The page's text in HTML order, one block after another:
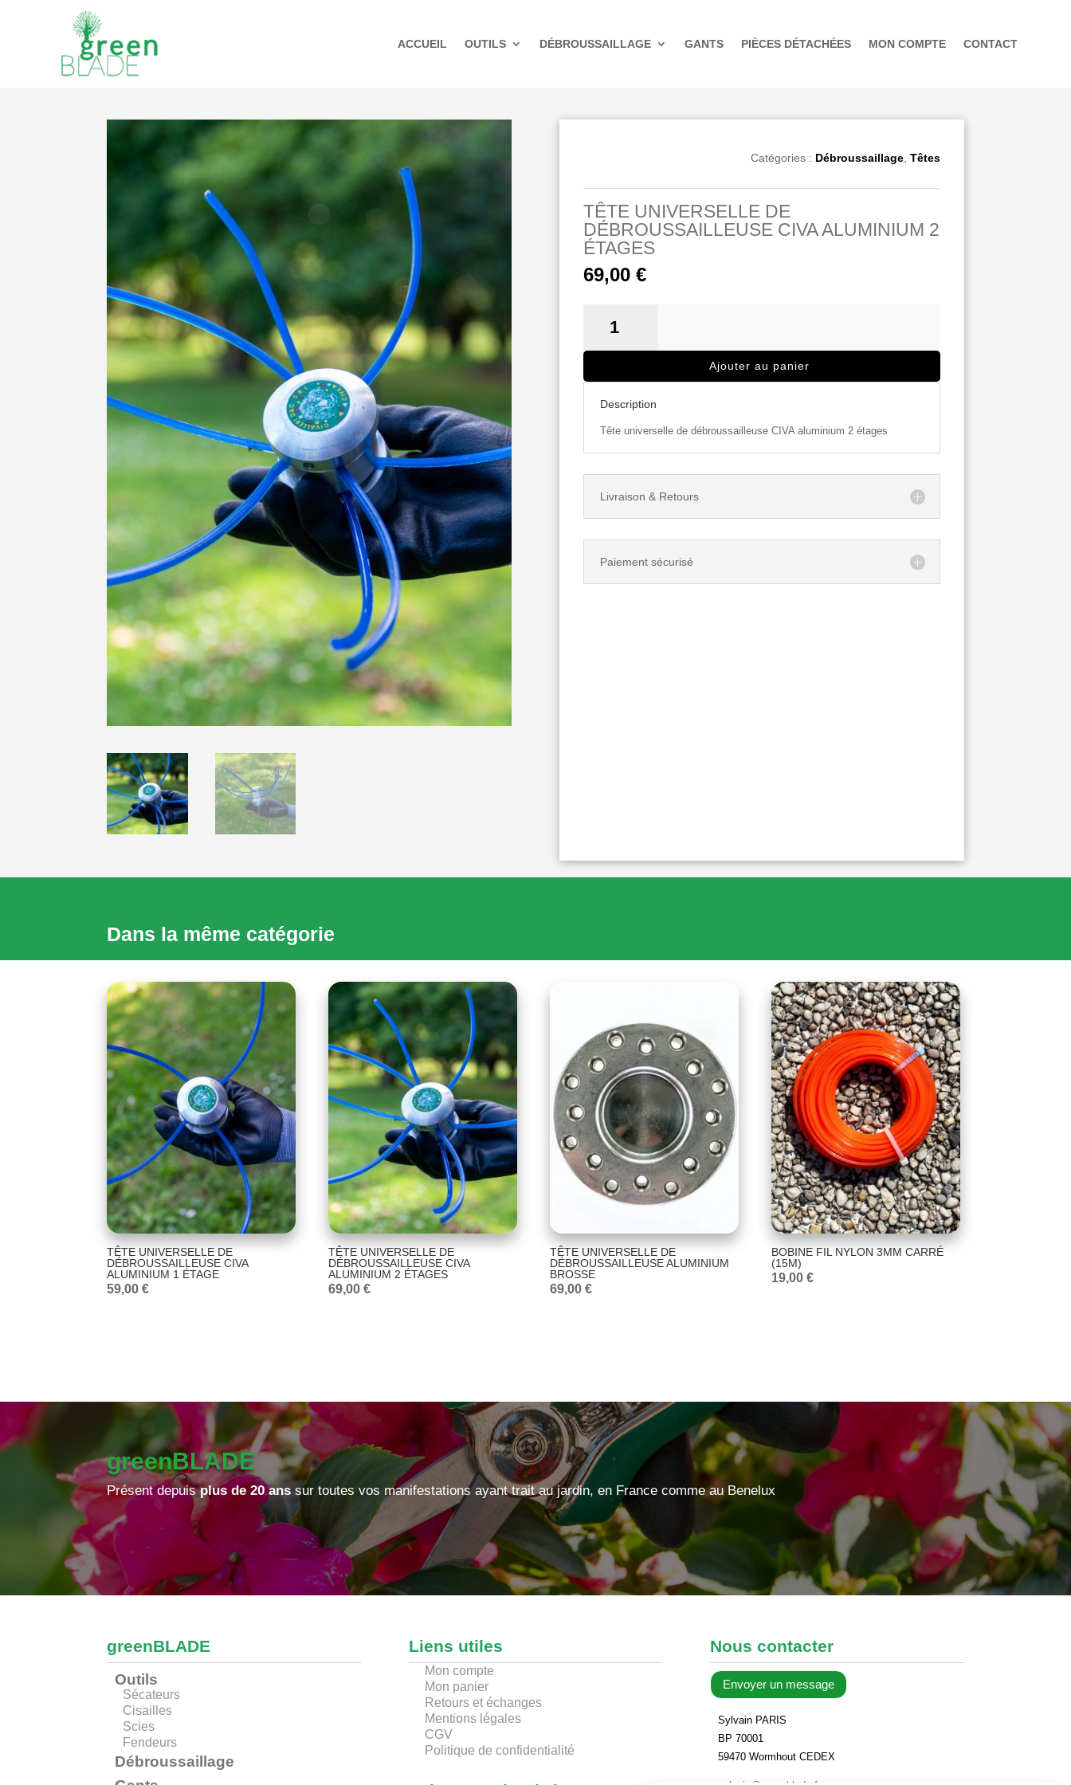
ACCUEIL OUTILS DÉBROUSSAILLAGE GANTS PIÈCES DÉTACHÉES MON COMPTE CONTACT
Catégories : Débroussaillage, Têtes
TÊTE UNIVERSELLE DE
DÉBROUSSAILLEUSE CIVA ALUMINIUM 2
ÉTAGES
69,00 €
TÊTE
DE
DÉBROUSSAILLEUSE
ÉTAGES
Ajouter au panier
Description
Tête universelle de débroussailleuse CIVA aluminium 2 étages
Livraison & Retours
Paiement sécurisé
Dans la même catégorie
TÊTE UNIVERSELLE DE
DÉBROUSSAILLEUSE CIVA
ALUMINIUM 1 ÉTAGE
59,00€
TÊTE UNIVERSELLE DE
DÉBROUSSAILLEUSE CIVA
ALUMINIUM 2 ÉTAGES
69,00€
TÊTE UNIVERSELLE DE
DÉBROUSSAILLEUSE ALUMINIUM
BROSSE
69,00€
BOBINE FIL NYLON 3MM CARRÉ
(15M)
19,00€
greenBLADE
Présent depuisplus de 20 ans sur toutes vos manifestations ayant trait au jardin, en France comme au Benelux
greenBLADE
Outils
Sécateurs
Cisailles
Scies
Fendeurs
Débroussaillage
Liens utiles
Mon compte
Mon panier
Retours et échanges
Mentions légales
CGV
Politique de confidentialité
Nous contacter
Envoyer un message
Sylvain PARIS
BP 70001
59470 Wormhout CEDEX